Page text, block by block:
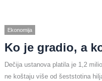
Ekonomija
Ko je gradio, a
Dečija ustanova platila je 1,2
ne koštaju više od šeststotina